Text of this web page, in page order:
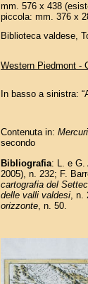
mm. 576 x 438
piccola: mm. 376 x
Biblioteca valdese,
Western Piedmont -
In basso a sinistra:
Contenuta in:
secondo
Bibliografia: L. e G.
2005), n. 232; F.
cartografia del
delle valli valdesi, n.
orizzonte, n. 50.